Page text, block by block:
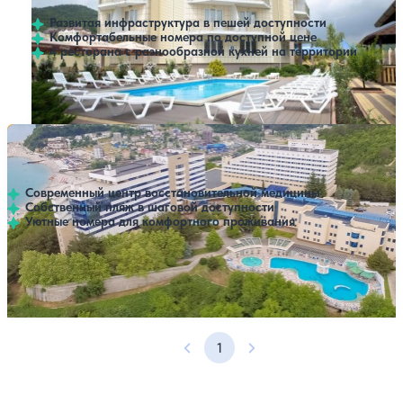
Развитая инфраструктура в пешей доступности
Комфортабельные номера по доступной цене
4 ресторана с разнообразной кухней на территории
Открытый бассейн Расстояние до пляжа: 50 метров.
Санаторий Молния Ямал (корпус 1, 2 «Ямал»)
4.2210 отзывов
Небуг
Современный центр восстановительной медицины
Собственный пляж в шаговой доступности
Уютные номера для комфортного проживания
Профилей лечения:8 Крытый бассейн
Открытый бассейн
Расстояние до пляжа: 200 метров.
Нет цен или свободных мест на выбранные даты
Выбрать другой вариант
Предыдущая страница
1 Следующая страница